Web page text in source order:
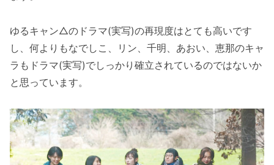
ゆるキャン△のドラマ(実写)の再現度はとても高いです
し、何よりもなでしこ、リン、千明、あおい、恵那のキャ
ラもドラマ(実写)でしっかり確立されているのではないか
と思っています。